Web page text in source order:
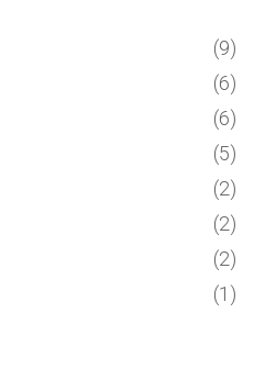
(9)
(6)
(6)
(5)
(2)
(2)
(2)
(1)